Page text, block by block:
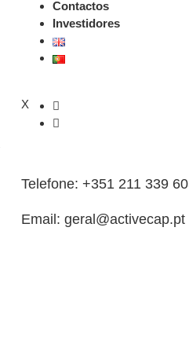
Contactos
Investidores
X
Telefone: +351 211 339
Email: geral@activecap.pt